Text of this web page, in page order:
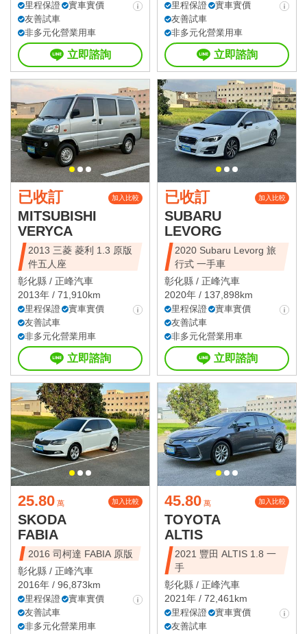
里程保證
實車實價
友善試車
非多元化營業用車
立即諮詢
里程保證
實車實價
友善試車
非多元化營業用車
立即諮詢
已收訂 加入比較
MITSUBISHI
VERYCA
2013 三菱 菱利 1.3 原版
件五人座
彰化縣 / 正峰汽車
2013年 / 71,910km
里程保證
實車實價
友善試車
非多元化營業用車
立即諮詢
已收訂 加入比較
SUBARU
LEVORG
2020 Subaru Levorg 旅
行式 一手車
彰化縣 / 正峰汽車
2020年 / 137,898km
里程保證
實車實價
友善試車
非多元化營業用車
立即諮詢
25.80 萬 加入比較
SKODA
FABIA
2016 司柯達 FABIA 原版
彰化縣 / 正峰汽車
2016年 / 96,873km
里程保證
實車實價
友善試車
非多元化營業用車
45.80 萬 加入比較
TOYOTA
ALTIS
2021 豐田 ALTIS 1.8 一
手
彰化縣 / 正峰汽車
2021年 / 72,461km
里程保證
實車實價
友善試車